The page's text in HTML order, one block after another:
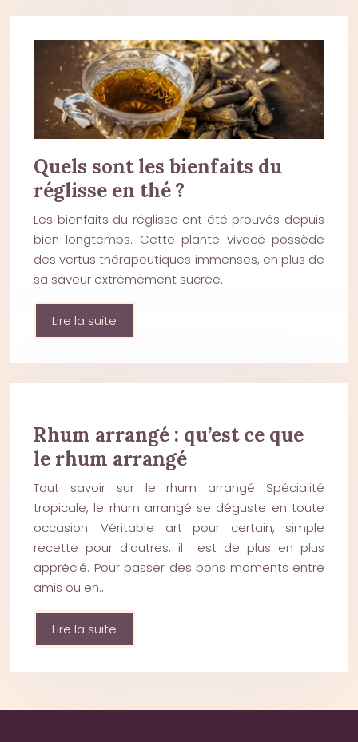
Quels sont les bienfaits du
réglisse en thé ?
Les bienfaits du réglisse ont été prouvés depuis
bien longtemps. Cette plante vivace possède
des vertus thérapeutiques immenses, en plus de
sa saveur extrêmement sucrée.
Lire la suite
Rhum arrangé : qu’est ce que
le rhum arrangé
Tout savoir sur le rhum arrangé Spécialité
tropicale, le rhum arrangé se déguste en toute
occasion. Véritable art pour certain, simple
recette pour d’autres, il est de plus en plus
apprécié. Pour passer des bons moments entre
amis ou en…
Lire la suite